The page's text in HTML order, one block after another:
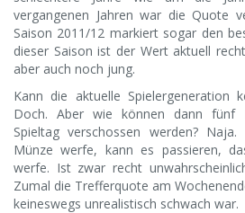
vergangenen Jahren war die Quote
Saison 2011/12 markiert sogar den
dieser Saison ist der Wert aktuell
aber auch noch jung.
Kann die aktuelle Spielergeneration
Doch. Aber wie können dann fünf
Spieltag verschossen werden?
Münze werfe, kann es passieren,
werfe. Ist zwar recht
Zumal die Trefferquote am
keineswegs unrealistisch schwach war.